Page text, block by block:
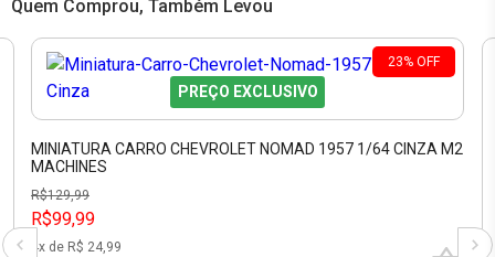
Quem Comprou, Também Levou
23% OFF
PREÇO EXCLUSIVO
MINIATURA CARRO CHEVROLET NOMAD 1957 1/64 CINZA M2
MACHINES
R$129,99
R$99,99
4x de R$ 24,99